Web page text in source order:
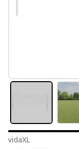
vidaXL